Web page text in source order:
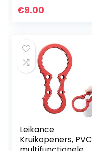
€9.00
Leikance
Kruikopeners, PVC